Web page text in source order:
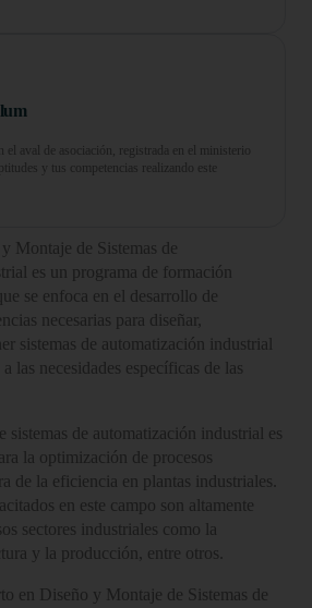
el aval de asociación, registrada en el ministerio
y tus competencias realizando este
Montaje de Sistemas de
es un programa de formación
se enfoca en el desarrollo de
necesarias para diseñar,
sistemas de automatización industrial
las necesidades específicas de las
sistemas de automatización industrial es
la optimización de procesos
de la eficiencia en plantas industriales.
en este campo son altamente
sectores industriales como la
y la producción, entre otros.
en Diseño y Montaje de Sistemas de